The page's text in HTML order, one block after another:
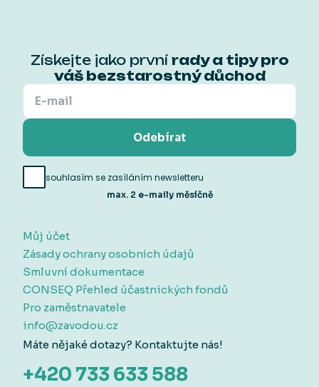
Získejte jako první rady a tipy pro
váš bezstarostný důchod
Odebírat
souhlasím se zasíláním newsletteru
max. 2 e-maily měsíčně
Můj účet
Zásady ochrany osobních údajů
Smluvní dokumentace
CONSEQ Přehled účastnických fondů
Pro zaměstnavatele
info@zavodou.cz
Máte nějaké dotazy? Kontaktujte nás!
+420 733 633 588